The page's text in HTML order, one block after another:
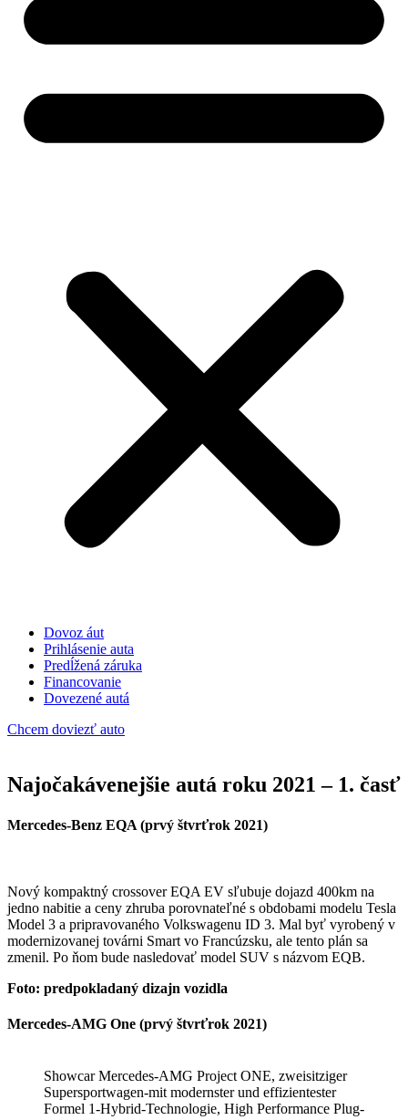
Dovoz áut
Prihlásenie auta
Predĺžená záruka
Financovanie
Dovezené autá
Chcem doviezť auto
Najočakávenejšie autá roku 2021 – 1. časť
Mercedes-Benz EQA (prvý štvrťrok 2021)
Nový kompaktný crossover EQA EV sľubuje dojazd 400km na
jedno nabitie a ceny zhruba porovnateľné s obdobami modelu Tesla
Model 3 a pripravovaného Volkswagenu ID 3. Mal byť vyrobený v
modernizovanej továrni Smart vo Francúzsku, ale tento plán sa
zmenil. Po ňom bude nasledovať model SUV s názvom EQB.
Foto: predpokladaný dizajn vozidla
Mercedes-AMG One (prvý štvrťrok 2021)
Showcar Mercedes-AMG Project ONE, zweisitziger
Supersportwagen-mit modernster und effizientester
Formel 1-Hybrid-Technologie, High Performance Plug-